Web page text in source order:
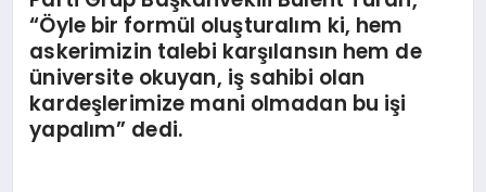
“Öyle bir formül oluşturalım ki, hem
askerimizin talebi karşılansın hem de
üniversite okuyan, iş sahibi olan
kardeşlerimize mani olmadan bu işi
yapalım” dedi.